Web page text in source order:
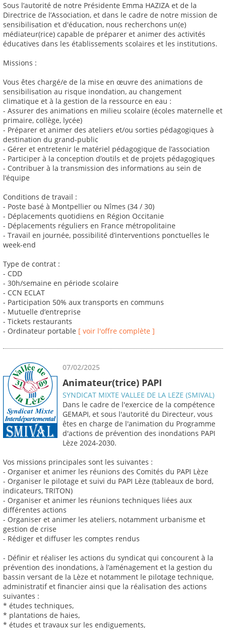
Sous l’autorité de notre Présidente Emma HAZIZA et de la
Directrice de l’Association, et dans le cadre de notre mission de
sensibilisation et d'éducation, nous recherchons un(e)
médiateur(rice) capable de préparer et animer des activités
éducatives dans les établissements scolaires et les institutions.
Missions :
Vous êtes chargé/e de la mise en œuvre des animations de
sensibilisation au risque inondation, au changement
climatique et à la gestion de la ressource en eau :
- Assurer des animations en milieu scolaire (écoles maternelle et
primaire, collège, lycée)
- Préparer et animer des ateliers et/ou sorties pédagogiques à
destination du grand-public
- Gérer et entretenir le matériel pédagogique de l’association
- Participer à la conception d’outils et de projets pédagogiques
- Contribuer à la transmission des informations au sein de
l’équipe
Conditions de travail :
- Poste basé à Montpellier ou Nîmes (34 / 30)
- Déplacements quotidiens en Région Occitanie
- Déplacements réguliers en France métropolitaine
- Travail en journée, possibilité d’interventions ponctuelles le
week-end
Type de contrat :
- CDD
- 30h/semaine en période scolaire
- CCN ECLAT
- Participation 50% aux transports en communs
- Mutuelle d’entreprise
- Tickets restaurants
- Ordinateur portable [ voir l'offre complète ]
07/02/2025
Animateur(trice) PAPI
SYNDICAT MIXTE VALLEE DE LA LEZE (SMIVAL)
Dans le cadre de l'exercice de la compétence
GEMAPI, et sous l'autorité du Directeur, vous
êtes en charge de l'animation du Programme
d'actions de prévention des inondations PAPI
Lèze 2024-2030.
Vos missions principales sont les suivantes :
- Organiser et animer les réunions des Comités du PAPI Lèze
- Organiser le pilotage et suivi du PAPI Lèze (tableaux de bord,
indicateurs, TRITON)
- Organiser et animer les réunions techniques liées aux
différentes actions
- Organiser et animer les ateliers, notamment urbanisme et
gestion de crise
- Rédiger et diffuser les comptes rendus
- Définir et réaliser les actions du syndicat qui concourent à la
prévention des inondations, à l’aménagement et la gestion du
bassin versant de la Lèze et notamment le pilotage technique,
administratif et financier ainsi que la réalisation des actions
suivantes :
* études techniques,
* plantations de haies,
* études et travaux sur les endiguements,